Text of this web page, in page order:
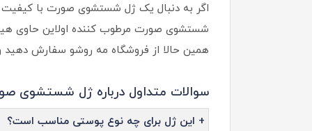
اگر به دنبال یک ژل شستشوی صورت با کیفیت
شستشوی صورت مرطوب کننده اولاین حاوی
همین حالا از فروشگاه مه روشو سفارش دهید
سوالات متداول درباره ژل شستشوی
+ این ژل برای چه نوع پوستی مناسب است؟